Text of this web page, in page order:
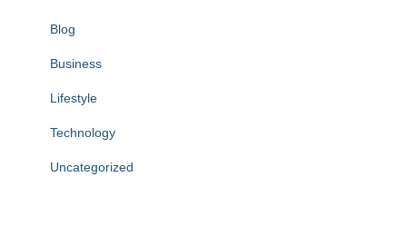
Blog
Business
Lifestyle
Technology
Uncategorized